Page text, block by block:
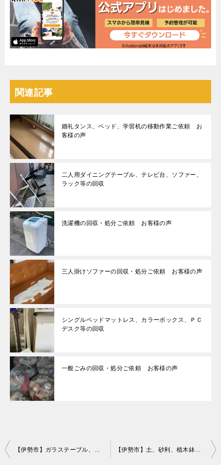
関連記事
婚礼タンス、ベッド、学習机の移動作業ご依頼 お
客様の声
二人用ダイニングテーブル、テレビ台、ソファー、
ラック等の回収
洗濯機の回収・処分ご依頼 お客様の声
三人掛けソファーの回収・処分ご依頼 お客様の声
シングルベッドマットレス、カラーボックス、ＰＣ
デスク等の回収
一般ごみの回収・処分ご依頼 お客様の声
投
【伊勢市】ガラステーブル、ローテーブル、ソファー等の回収・処分 【伊勢市】土、砂利、植木鉢の回収・処分ご依頼 お客様の声